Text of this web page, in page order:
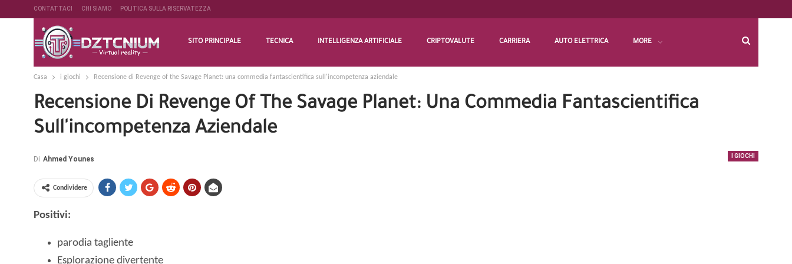
CONTATTACI CHI SIAMO POLITICA SULLA RISERVATEZZA
SITO PRINCIPALE TECNICA INTELLIGENZA ARTIFICIALE CRIPTOVALUTE CARRIERA AUTO ELETTRICA MORE
Casa i giochi Recensione di Revenge of the Savage Planet: una commedia fantascientifica sull'incompetenza aziendale
Recensione Di Revenge Of The Savage Planet: Una Commedia Fantascientifica
Sull'incompetenza Aziendale
I GIOCHI
Di Ahmed Younes
Condividere
Positivi:
parodia tagliente
Esplorazione divertente